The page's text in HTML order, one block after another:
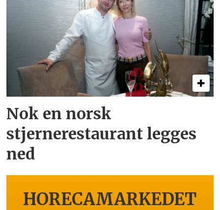
Nok en norsk
stjernerestaurant legges
ned
HORECAMARKEDET